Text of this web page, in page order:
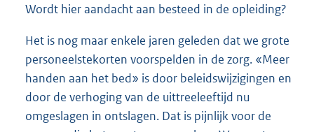
Wordt hier aandacht aan besteed in de opleiding?
Het is nog maar enkele jaren geleden dat we grote
personeelstekorten voorspelden in de zorg. «Meer
handen aan het bed» is door beleidswijzigingen en
door de verhoging van de uittreeleeftijd nu
omgeslagen in ontslagen. Dat is pijnlijk voor de